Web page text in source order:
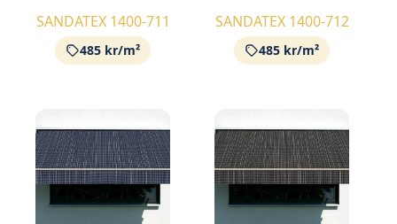
SANDATEX 1400-711
485 kr/m²
SANDATEX 1400-712
485 kr/m²